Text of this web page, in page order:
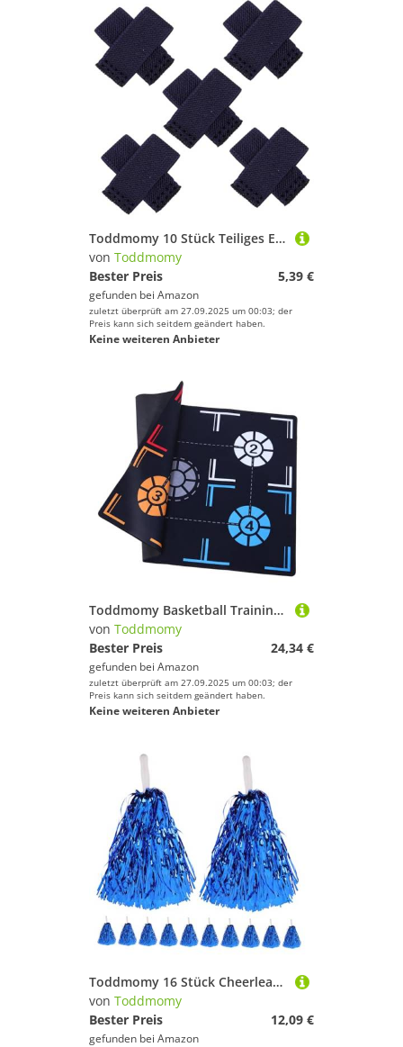
Toddmomy 10 Stück Teiliges Elastische Gürtelschlaufen aus Strapazierfähigem Canvas Stabile Rucksack gurtbandhalter mit Festem Sitz Praktische Schlaufen zum Fixieren Beweglicher Gurt
von Toddmomy
Bester Preis
5,39 €
gefunden bei Amazon
zuletzt überprüft am 27.09.2025 um 00:03; der
Preis kann sich seitdem geändert haben.
Keine weiteren Anbieter
Toddmomy Basketball Trainingsmatte Basketball Fußtraining Matte Rutschfest Leicht Tragbar Geräuscharm Für Indoor Dribbling Koordination Fitness
von Toddmomy
Bester Preis
24,34 €
gefunden bei Amazon
zuletzt überprüft am 27.09.2025 um 00:03; der
Preis kann sich seitdem geändert haben.
Keine weiteren Anbieter
Toddmomy 16 Stück Cheerleader-bälle Cheerleader Handheld -Produkte Cheerleading-partyzubehör Tanzen Sie Cheer Pom Poms Pompons Mit Foliengriff Metallische Haustier
von Toddmomy
Bester Preis
12,09 €
gefunden bei Amazon